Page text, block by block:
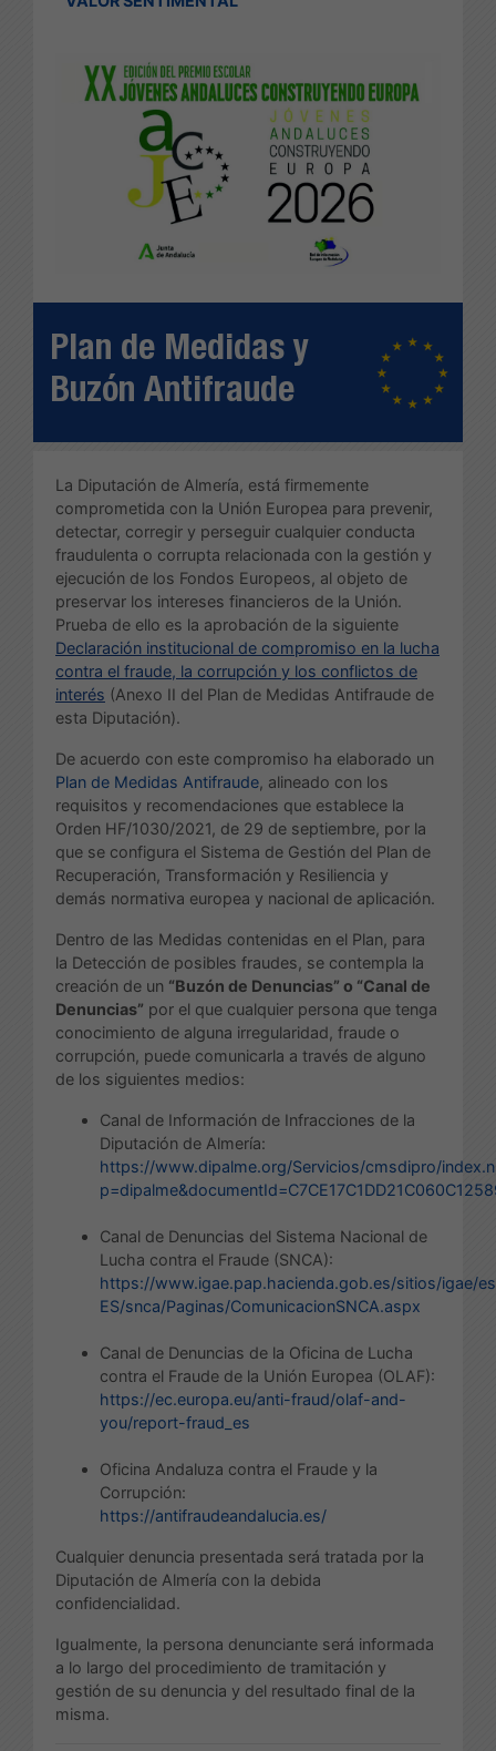
Plan de Medidas y
Buzón Antifraude
La Diputación de Almería, está firmemente
comprometida con la Unión Europea para prevenir,
detectar, corregir y perseguir cualquier conducta
fraudulenta o corrupta relacionada con la gestión y
ejecución de los Fondos Europeos, al objeto de
preservar los intereses financieros de la Unión.
Prueba de ello es la aprobación de la siguiente
Declaración institucional de compromiso en la lucha
contra el fraude, la corrupción y los conflictos de
interés (Anexo II del Plan de Medidas Antifraude de
esta Diputación).
De acuerdo con este compromiso ha elaborado un
Plan de Medidas Antifraude, alineado con los
requisitos y recomendaciones que establece la
Orden HF/1030/2021, de 29 de septiembre, por la
que se configura el Sistema de Gestión del Plan de
Recuperación, Transformación y Resiliencia y
demás normativa europea y nacional de aplicación.
Dentro de las Medidas contenidas en el Plan, para
la Detección de posibles fraudes, se contempla la
creación de un “Buzón de Denuncias” o “Canal de
Denuncias” por el que cualquier persona que tenga
conocimiento de alguna irregularidad, fraude o
corrupción, puede comunicarla a través de alguno
de los siguientes medios:
Canal de Información de Infracciones de la
Diputación de Almería:
https://www.dipalme.org/Servicios/cmsdipro/
Canal de Denuncias del Sistema Nacional de
Lucha contra el Fraude (SNCA):
https://www.igae.pap.hacienda.gob.es/sitios/igae/
ES/snca/Paginas/ComunicacionSNCA.aspx
Canal de Denuncias de la Oficina de Lucha
contra el Fraude de la Unión Europea (OLAF):
https://ec.europa.eu/anti-fraud/olaf-and-
you/report-fraud_es
Oficina Andaluza contra el Fraude y la
Corrupción:
https://antifraudeandalucia.es/
Cualquier denuncia presentada será tratada por la
Diputación de Almería con la debida
confidencialidad.
Igualmente, la persona denunciante será informada
a lo largo del procedimiento de tramitación y
gestión de su denuncia y del resultado final de la
misma.